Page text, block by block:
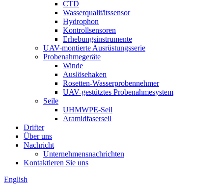
CTD
Wasserqualitätssensor
Hydrophon
Kontrollsensoren
Erhebungsinstrumente
UAV-montierte Ausrüstungsserie
Probenahmegeräte
Winde
Auslösehaken
Rosetten-Wasserprobennehmer
UAV-gestütztes Probenahmesystem
Seile
UHMWPE-Seil
Aramidfaserseil
Drifter
Über uns
Nachricht
Unternehmensnachrichten
Kontaktieren Sie uns
English